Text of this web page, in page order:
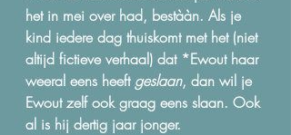
het in mei over had, bestààn. Als je
kind iedere dag thuiskomt met het (niet
altijd fictieve verhaal) dat *Ewout haar
weeral eens heeft geslaan, dan wil je
Ewout zelf ook graag eens slaan. Ook
al is hij dertig jaar jonger.